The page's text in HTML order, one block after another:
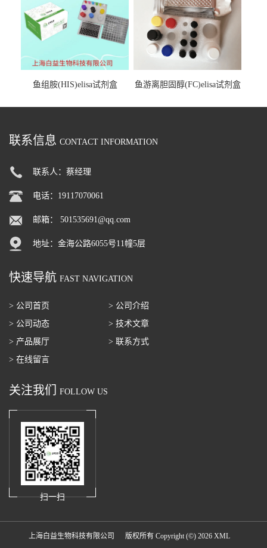
鱼组胺(HIS)elisa试剂盒 鱼游离胆固醇(FC)elisa试剂盒
联系信息 CONTACT INFORMATION
联系人：蔡经理
电话：19117070061
邮箱： 501535691@qq.com
地址：金海公路6055号11幢5层
快速导航 FAST NAVIGATION
> 公司首页
> 公司介绍
> 公司动态
> 技术文章
> 产品展厅
> 联系方式
> 在线留言
关注我们 FOLLOW US
扫一扫
上海白益生物科技有限公司 版权所有 Copyright (©) 2026 XML